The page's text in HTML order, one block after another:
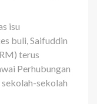
isu
buli, Saifuddin
terus
Perhubungan
sekolah